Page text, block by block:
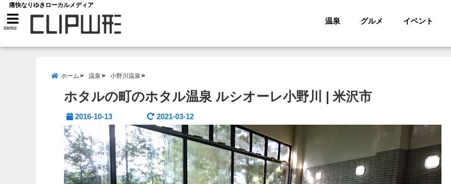
痛快なりゆきローカルメディア
menu
温泉 グルメ イベント
ホーム 温泉 小野川温泉
ホタルの町のホタル温泉 ルシオーレ小野川 | 米沢市
2016-10-13 2021-03-12